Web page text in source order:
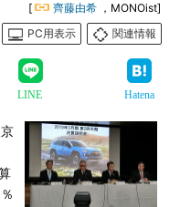
[ 齊藤由希 ，MONOist]
PC用表示
関連情報
LINE Hatena